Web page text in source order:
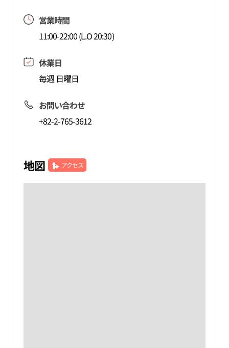
営業時間
11:00-22:00 (L.O 20:30)
休業日
毎週 日曜日
お問い合わせ
+82-2-765-3612
地図 アクセス